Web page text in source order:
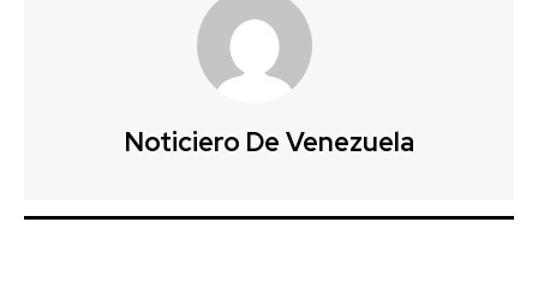
Noticiero De Venezuela